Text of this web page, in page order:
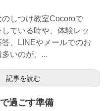
のしつけ教室Cocoroで
ている時や、体験レッ
、LINEやメールでのお
いのが、...
記事を読む
過ごす準備